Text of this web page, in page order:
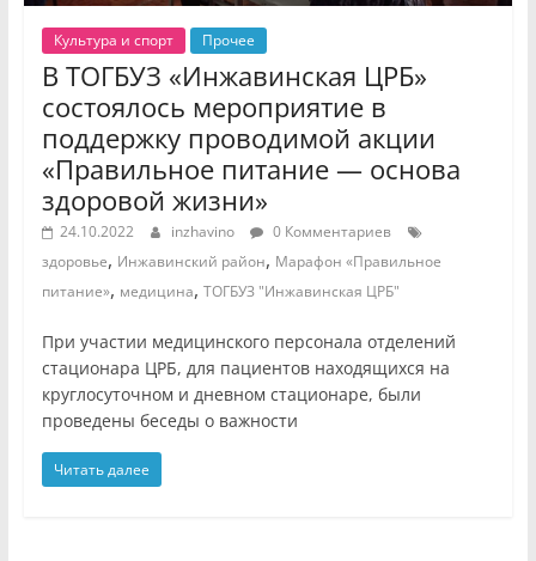
Культура и спорт Прочее
В ТОГБУЗ «Инжавинская ЦРБ»
состоялось мероприятие в
поддержку проводимой акции
«Правильное питание — основа
здоровой жизни»
24.10.2022 inzhavino
0 Комментариев
здоровье, Инжавинский район, Марафон «Правильное
питание», медицина, ТОГБУЗ "Инжавинская ЦРБ"
При участии медицинского персонала отделений
стационара ЦРБ, для пациентов находящихся на
круглосуточном и дневном стационаре, были
проведены беседы о важности
Читать далее